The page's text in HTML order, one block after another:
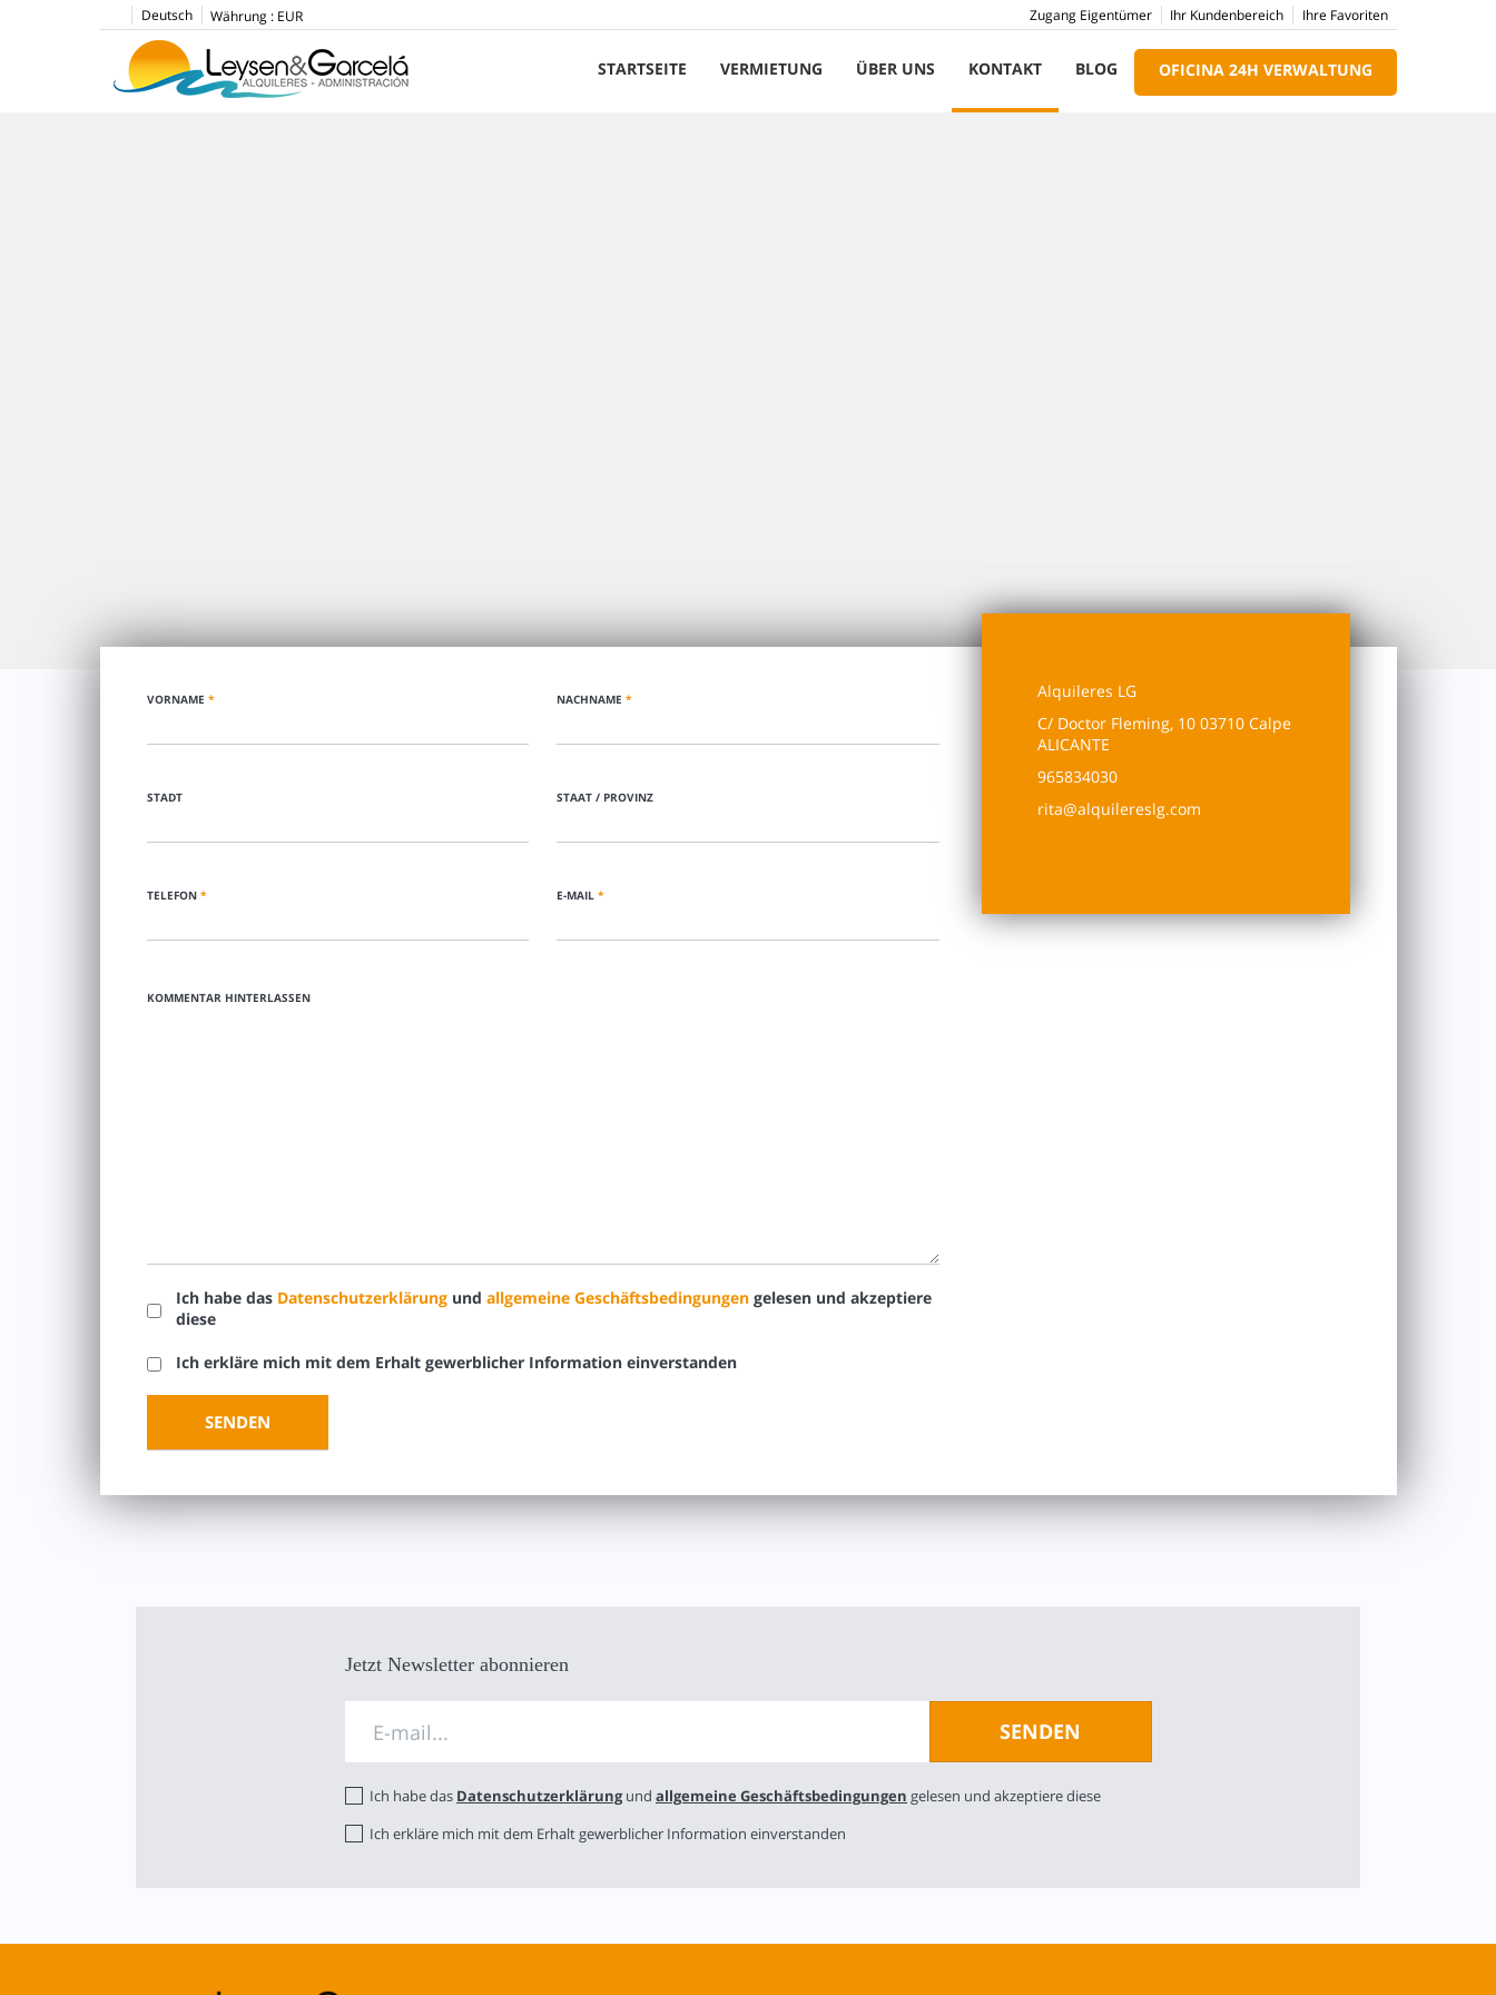
Deutsch Währung : EUR Ihre Favoriten
Ihr Kundenbereich
Zugang Eigentümer
STARTSEITE VERMIETUNG ÜBER UNS KONTAKT BLOG OFICINA 24H VERWALTUNG
Alquileres LG
C/ Doctor Fleming, 10 03710 Calpe
ALICANTE
965834030
rita@alquilereslg.com
VORNAME * NACHNAME*
STADT STAAT / PROVINZ
TELEFON * E-MAIL*
KOMMENTAR HINTERLASSEN
Ich habe das Datenschutzerklärung und allgemeine Geschäftsbedingungen gelesen und akzeptiere
diese
Ich erkläre mich mit dem Erhalt gewerblicher Information einverstanden
Jetzt Newsletter abonnieren
Ich habe das Datenschutzerklärungund allgemeine Geschäftsbedingungen gelesen und akzeptiere diese
Ich erkläre mich mit dem Erhalt gewerblicher Information einverstanden